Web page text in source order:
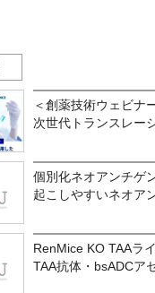
＜創薬技術ウェビナ
次世代トランスレー
個別化ネオアンチゲ
起こしやすいネオア
RenMice KO TAAラ
TAA抗体・bsADCア